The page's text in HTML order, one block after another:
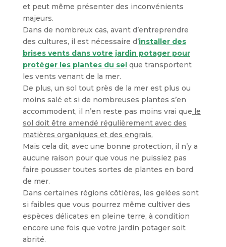
et peut même présenter des inconvénients
majeurs.
Dans de nombreux cas, avant d’entreprendre
des cultures, il est nécessaire d’installer des
brises vents dans votre jardin potager pour
protéger les plantes du selque transportent
les vents venant de la mer.
De plus, un sol tout près de la mer est plus ou
moins salé et si de nombreuses plantes s’en
accommodent, il n’en reste pas moins vrai que le
sol doit être amendé régulièrement avec des
matières organiques et des engrais.
Mais cela dit, avec une bonne protection, il n’y a
aucune raison pour que vous ne puissiez pas
faire pousser toutes sortes de plantes en bord
de mer.
Dans certaines régions côtières, les gelées sont
si faibles que vous pourrez même cultiver des
espèces délicates en pleine terre, à condition
encore une fois que votre jardin potager soit
abrité.